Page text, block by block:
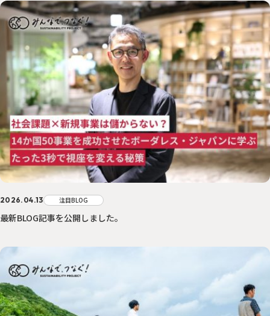
2026.04.13 注目BLOG
最新BLOG記事を公開しました。